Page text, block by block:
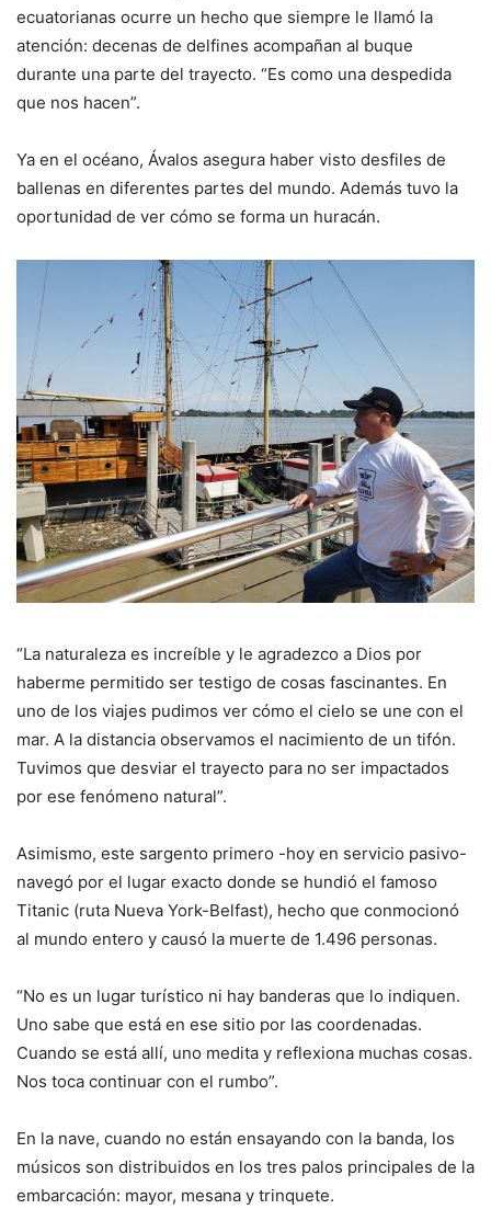
ecuatorianas ocurre un hecho que siempre le llamó la
atención: decenas de delfines acompañan al buque
durante una parte del trayecto. “Es como una despedida
que nos hacen”.
Ya en el océano, Ávalos asegura haber visto desfiles de
ballenas en diferentes partes del mundo. Además tuvo la
oportunidad de ver cómo se forma un huracán.
“La naturaleza es increíble y le agradezco a Dios por
haberme permitido ser testigo de cosas fascinantes. En
uno de los viajes pudimos ver cómo el cielo se une con el
mar. A la distancia observamos el nacimiento de un tifón.
Tuvimos que desviar el trayecto para no ser impactados
por ese fenómeno natural”.
Asimismo, este sargento primero -hoy en servicio pasivo-
navegó por el lugar exacto donde se hundió el famoso
Titanic (ruta Nueva York-Belfast), hecho que conmocionó
al mundo entero y causó la muerte de 1.496 personas.
“No es un lugar turístico ni hay banderas que lo indiquen.
Uno sabe que está en ese sitio por las coordenadas.
Cuando se está allí, uno medita y reflexiona muchas cosas.
Nos toca continuar con el rumbo”.
En la nave, cuando no están ensayando con la banda, los
músicos son distribuidos en los tres palos principales de la
embarcación: mayor, mesana y trinquete.